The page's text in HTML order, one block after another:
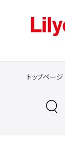
トップページ